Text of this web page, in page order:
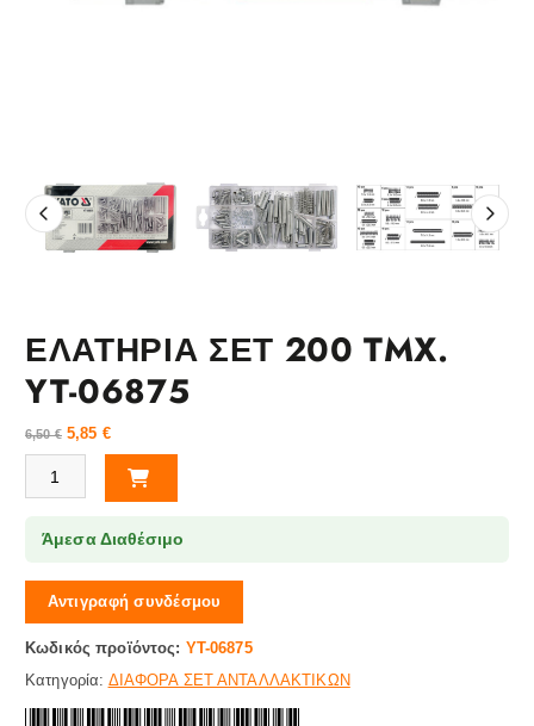
ΕΛΑΤΗΡΙΑ ΣΕΤ 200 TMX.
YT-06875
6,50€ 5,85 €
ΕΛΑΤΗΡΙΑ ΣΕΤ 200 TMX. YT-06875 ποσότητα
Άμεσα Διαθέσιμο
Αντιγραφή συνδέσμου
Κωδικός προϊόντος: YT-06875
Κατηγορία: ΔΙΑΦΟΡΑ ΣΕΤ ΑΝΤΑΛΛΑΚΤΙΚΩΝ